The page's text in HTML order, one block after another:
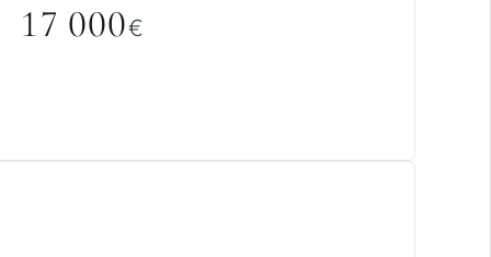
17 000€
ou secondaire pour